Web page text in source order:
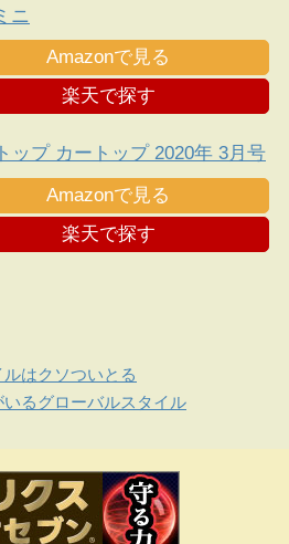
ニ
Amazonで見る
楽天で探す
ップ カートップ 2020年 3月号
Amazonで見る
楽天で探す
はクソついとる
るグローバルスタイル